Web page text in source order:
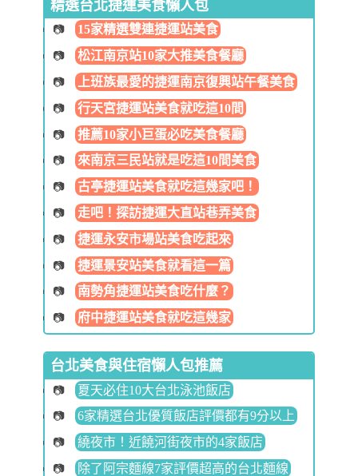
精選台北捷運美食懶人包
15家精選雙連捷運站美食
松江南京站10家大推美食餐廳
上班族最愛的捷運南京復興站午餐美食
行天宮捷運站美食就吃這10間
推薦10家小巨蛋必吃美食餐廳
來南京三民站就是吃這10間美食
古亭捷運站美食就吃這幾家吧！
走吧！探訪捷運大直站巷弄美食
捷運永安市場站美食吃起來
捷運景安站美食就看這一篇
南勢角捷運站美食吃什麼？
府中捷運站美食就吃這幾家
台北美食與住宿懶人包推薦
夏天必住10大台北泳池飯店
6家精選台北優質飯店評價都有9分以上
繞夜市！近饒河街夜市的4家飯店
除了阿宗麵線7家評價超高的台北麵線